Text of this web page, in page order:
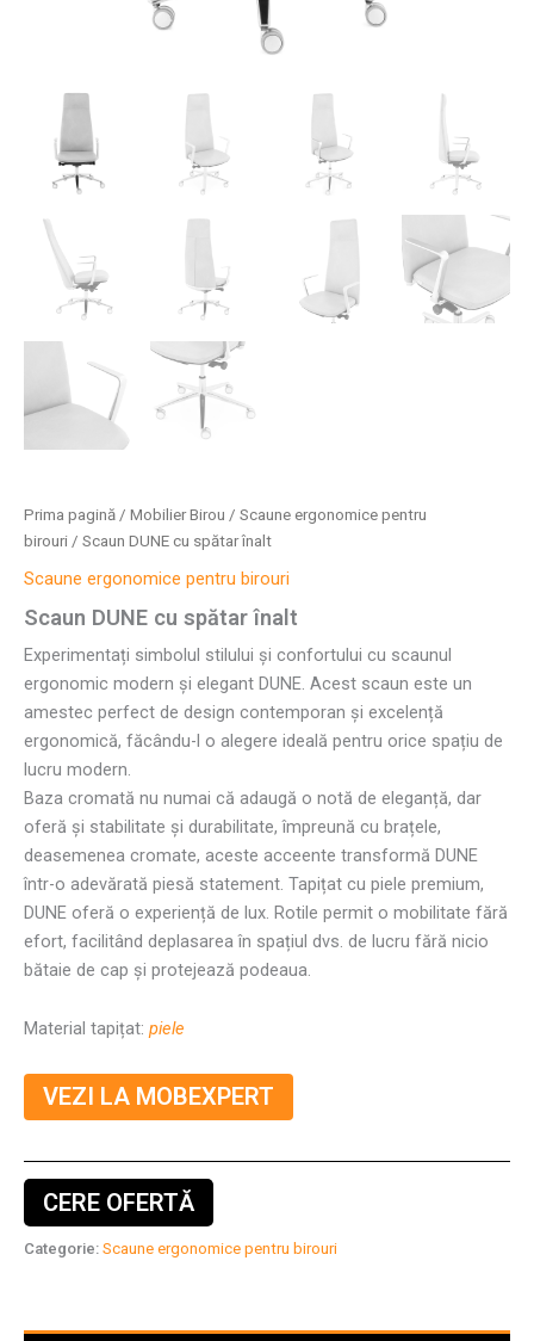
Prima pagină / Mobilier Birou / Scaune ergonomice pentru
birouri / Scaun DUNE cu spătar înalt
Scaune ergonomice pentru birouri
Scaun DUNE cu spătar înalt
Experimentați simbolul stilului și confortului cu scaunul
ergonomic modern și elegant DUNE. Acest scaun este un
amestec perfect de design contemporan și excelență
ergonomică, făcându-l o alegere ideală pentru orice spațiu de
lucru modern.
Baza cromată nu numai că adaugă o notă de eleganță, dar
oferă și stabilitate și durabilitate, împreună cu brațele,
deasemenea cromate, aceste acceente transformă DUNE
într-o adevărată piesă statement. Tapițat cu piele premium,
DUNE oferă o experiență de lux. Rotile permit o mobilitate fără
efort, facilitând deplasarea în spațiul dvs. de lucru fără nicio
bătaie de cap și protejează podeaua.
Material tapițat: piele
VEZI LA MOBEXPERT
CERE OFERTĂ
Categorie: Scaune ergonomice pentru birouri